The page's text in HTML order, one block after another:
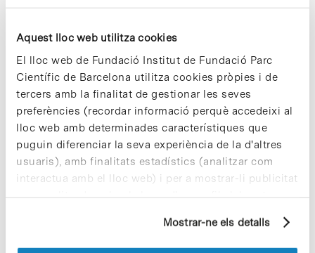
Aquest lloc web utilitza cookies
El lloc web de Fundació Institut de Fundació Parc
Científic de Barcelona utilitza cookies pròpies i de
tercers amb la finalitat de gestionar les seves
preferències (recordar informació perquè accedeixi al
lloc web amb determinades característiques que
puguin diferenciar la seva experiència de la d'altres
usuaris), amb finalitats estadístics (analitzar com
interactua amb el lloc web) i per a mostrar-li publicitat
personalitzada sobre la base d'un perfil elaborat a
pàgines visitades). Per a obtenir més informació sobre
les cookies pot consultar laPolítica de cookiesdel
Mostrar-ne els detalls
MOSTRA ELS
DETALLS
11 abril 2023
Hora:
13:00 - 17:00
ORGANITZADOR
Parc Científic de
Barcelona
Visualitza el lloc web
de Organitzador